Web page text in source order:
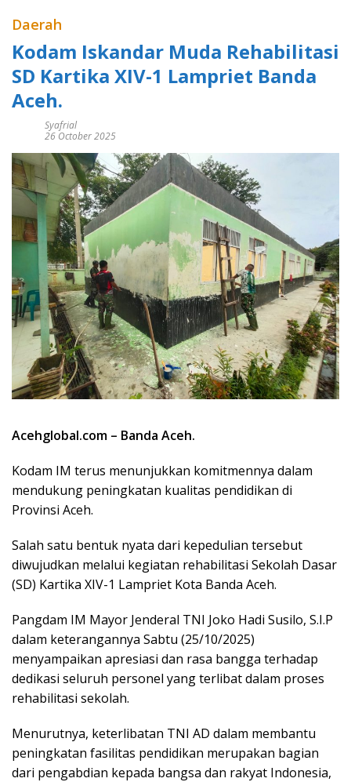
Daerah
Kodam Iskandar Muda Rehabilitasi
SD Kartika XIV-1 Lampriet Banda
Aceh.
Syafrial
26 October 2025
Acehglobal.com – Banda Aceh.
Kodam IM terus menunjukkan komitmennya dalam
mendukung peningkatan kualitas pendidikan di
Provinsi Aceh.
Salah satu bentuk nyata dari kepedulian tersebut
diwujudkan melalui kegiatan rehabilitasi Sekolah Dasar
(SD) Kartika XIV-1 Lampriet Kota Banda Aceh.
Pangdam IM Mayor Jenderal TNI Joko Hadi Susilo, S.I.P
dalam keterangannya Sabtu (25/10/2025)
menyampaikan apresiasi dan rasa bangga terhadap
dedikasi seluruh personel yang terlibat dalam proses
rehabilitasi sekolah.
Menurutnya, keterlibatan TNI AD dalam membantu
peningkatan fasilitas pendidikan merupakan bagian
dari pengabdian kepada bangsa dan rakyat Indonesia,